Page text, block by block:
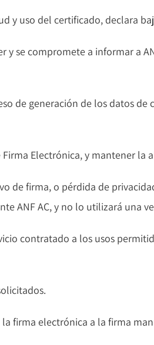
y uso del certificado, declara
y se compromete a informar a
de generación de los datos
Electrónica, y mantener
de firma, o pérdida de
ANF AC, y no lo utilizará una
contratado a los usos
firma electrónica a la firma